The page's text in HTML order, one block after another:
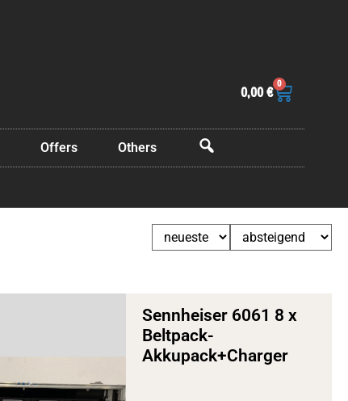
0,00€
0
Offers Others OffCanvas
Sennheiser 6061 8 x
Beltpack-
Akkupack+Charger